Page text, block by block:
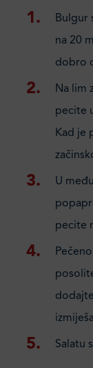
Bulgur
na 20
dobro
Na lim
pecite
Kad je
U
pecite
Salatu